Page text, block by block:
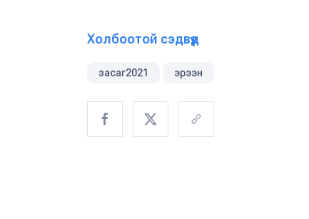
Холбоотой сэдвүүд
засаг2021 эрээн